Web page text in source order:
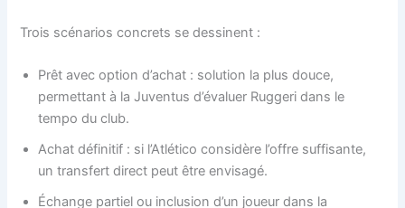
Trois scénarios concrets se dessinent :
Prêt avec option d’achat : solution la plus douce,
permettant à la Juventus d’évaluer Ruggeri dans le
tempo du club.
Achat définitif : si l’Atlético considère l’offre suffisante,
un transfert direct peut être envisagé.
Échange partiel ou inclusion d’un joueur dans la